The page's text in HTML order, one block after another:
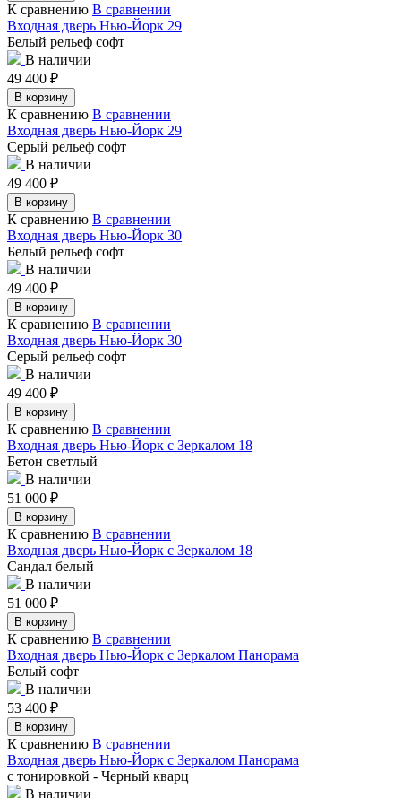
К сравнению В сравнении
Входная дверь Нью-Йорк 29
Белый рельеф софт
В наличии
49 400 ₽
В корзину
К сравнению В сравнении
Входная дверь Нью-Йорк 29
Серый рельеф софт
В наличии
49 400 ₽
В корзину
К сравнению В сравнении
Входная дверь Нью-Йорк 30
Белый рельеф софт
В наличии
49 400 ₽
В корзину
К сравнению В сравнении
Входная дверь Нью-Йорк 30
Серый рельеф софт
В наличии
49 400 ₽
В корзину
К сравнению В сравнении
Входная дверь Нью-Йорк с Зеркалом 18
Бетон светлый
В наличии
51 000 ₽
В корзину
К сравнению В сравнении
Входная дверь Нью-Йорк с Зеркалом 18
Сандал белый
В наличии
51 000 ₽
В корзину
К сравнению В сравнении
Входная дверь Нью-Йорк с Зеркалом Панорама
Белый софт
В наличии
53 400 ₽
В корзину
К сравнению В сравнении
Входная дверь Нью-Йорк с Зеркалом Панорама
с тонировкой - Черный кварц
В наличии